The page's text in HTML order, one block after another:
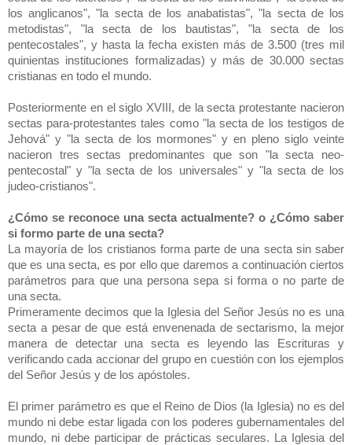
los anglicanos", "la secta de los anabatistas", "la secta de los
metodistas", "la secta de los bautistas", "la secta de los
pentecostales", y hasta la fecha existen más de 3.500 (tres mil
quinientas instituciones formalizadas) y más de 30.000 sectas
cristianas en todo el mundo.
Posteriormente en el siglo XVIII, de la secta protestante nacieron
sectas para-protestantes tales como "la secta de los testigos de
Jehová" y "la secta de los mormones" y en pleno siglo veinte
nacieron tres sectas predominantes que son "la secta neo-
pentecostal" y "la secta de los universales" y "la secta de los
judeo-cristianos".
¿Cómo se reconoce una secta actualmente? o ¿Cómo saber
si formo parte de una secta?
La mayoría de los cristianos forma parte de una secta sin saber
que es una secta, es por ello que daremos a continuación ciertos
parámetros para que una persona sepa si forma o no parte de
una secta.
Primeramente decimos que la Iglesia del Señor Jesús no es una
secta a pesar de que está envenenada de sectarismo, la mejor
manera de detectar una secta es leyendo las Escrituras y
verificando cada accionar del grupo en cuestión con los ejemplos
del Señor Jesús y de los apóstoles.
El primer parámetro es que el Reino de Dios (la Iglesia) no es del
mundo ni debe estar ligada con los poderes gubernamentales del
mundo, ni debe participar de prácticas seculares. La Iglesia del